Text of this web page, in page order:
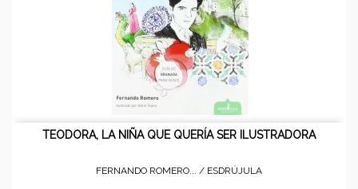
TEODORA, LA NIÑA QUE QUERÍA SER ILUSTRADORA
FERNANDO ROMERO... / ESDRÚJULA